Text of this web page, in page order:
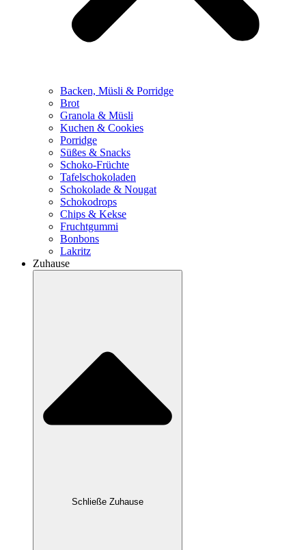
Backen, Müsli & Porridge
Brot
Granola & Müsli
Kuchen & Cookies
Porridge
Süßes & Snacks
Schoko-Früchte
Tafelschokoladen
Schokolade & Nougat
Schokodrops
Chips & Kekse
Fruchtgummi
Bonbons
Lakritz
Zuhause
Schließe Zuhause